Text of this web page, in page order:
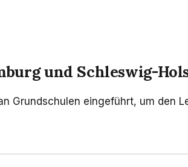
und Schleswig-
Grundschulen eingeführt, um den